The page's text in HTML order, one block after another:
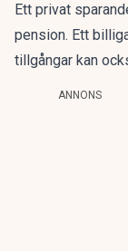
Ett privat
pension. Ett
tillgångar kan
ANNONS